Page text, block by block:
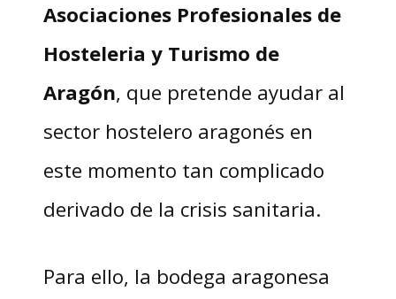
Asociaciones Profesionales de
Hosteleria y Turismo de
Aragón, que pretende ayudar al
sector hostelero aragonés en
este momento tan complicado
derivado de la crisis sanitaria.
Para ello, la bodega aragonesa